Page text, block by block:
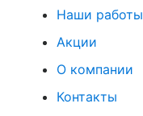
Наши работы
Акции
О компании
Контакты